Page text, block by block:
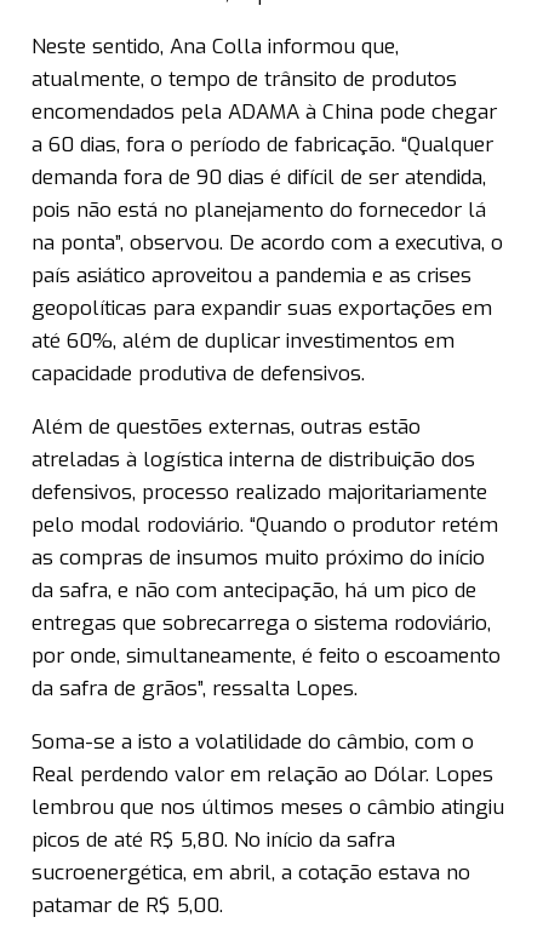
Neste sentido, Ana Colla informou que,
atualmente, o tempo de trânsito de produtos
encomendados pela ADAMA à China pode chegar
a 60 dias, fora o período de fabricação. “Qualquer
demanda fora de 90 dias é difícil de ser atendida,
pois não está no planejamento do fornecedor lá
na ponta”, observou. De acordo com a executiva, o
país asiático aproveitou a pandemia e as crises
geopolíticas para expandir suas exportações em
até 60%, além de duplicar investimentos em
capacidade produtiva de defensivos.
Além de questões externas, outras estão
atreladas à logística interna de distribuição dos
defensivos, processo realizado majoritariamente
pelo modal rodoviário. “Quando o produtor retém
as compras de insumos muito próximo do início
da safra, e não com antecipação, há um pico de
entregas que sobrecarrega o sistema rodoviário,
por onde, simultaneamente, é feito o escoamento
da safra de grãos”, ressalta Lopes.
Soma-se a isto a volatilidade do câmbio, com o
Real perdendo valor em relação ao Dólar. Lopes
lembrou que nos últimos meses o câmbio atingiu
picos de até R$ 5,80. No início da safra
sucroenergética, em abril, a cotação estava no
patamar de R$ 5,00.